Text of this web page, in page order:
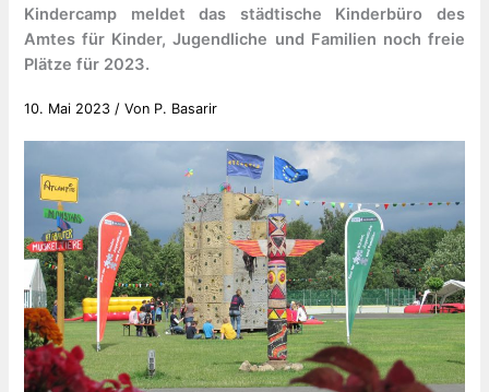
Kindercamp meldet das städtische Kinderbüro des
Amtes für Kinder, Jugendliche und Familien noch freie
Plätze für 2023.
10. Mai 2023 / Von P. Basarir